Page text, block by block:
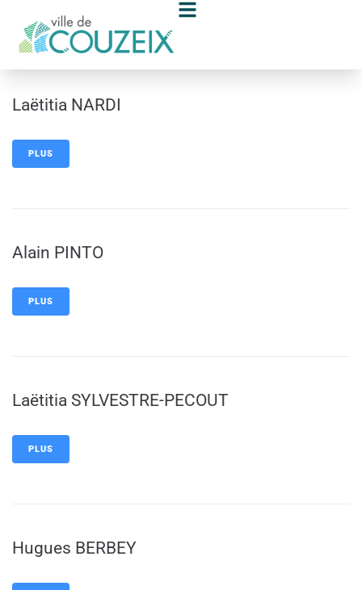
Laëtitia NARDI
PLUS
Alain PINTO
PLUS
Laëtitia SYLVESTRE-PECOUT
PLUS
Hugues BERBEY